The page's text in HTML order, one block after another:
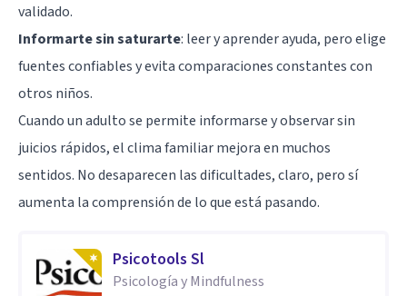
validado.
Informarte sin saturarte: leer y aprender ayuda, pero elige
fuentes confiables y evita comparaciones constantes con
otros niños.
Cuando un adulto se permite informarse y observar sin
juicios rápidos, el clima familiar mejora en muchos
sentidos. No desaparecen las dificultades, claro, pero sí
aumenta la comprensión de lo que está pasando.
Psicotools Sl
Psicología y Mindfulness